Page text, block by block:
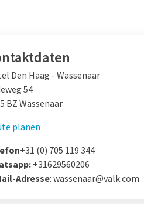
Den Haag - Wassenaar
54
BZ Wassenaar
planen
+31 (0) 705 119 344
+31629560206
Adresse: wassenaar@valk.com